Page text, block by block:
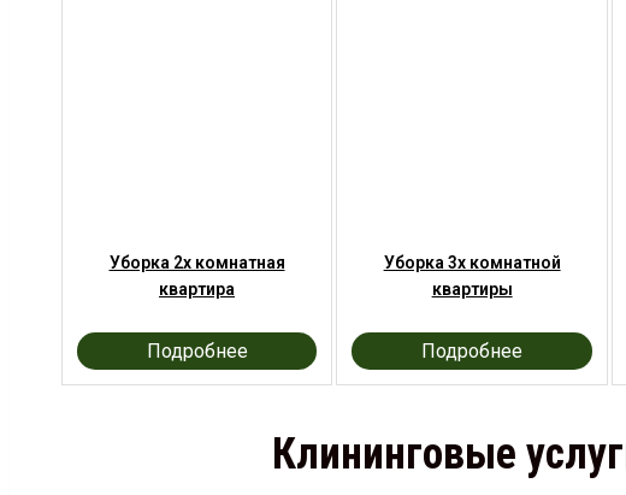
Уборка 2х комнатная
квартира
Подробнее
Уборка 3х комнатной
квартиры
Подробнее
Клининговые